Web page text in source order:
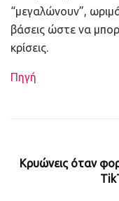
“μεγαλώνουν”,
βάσεις ώστε να
κρίσεις.
Πηγή
Κρυώνεις όταν